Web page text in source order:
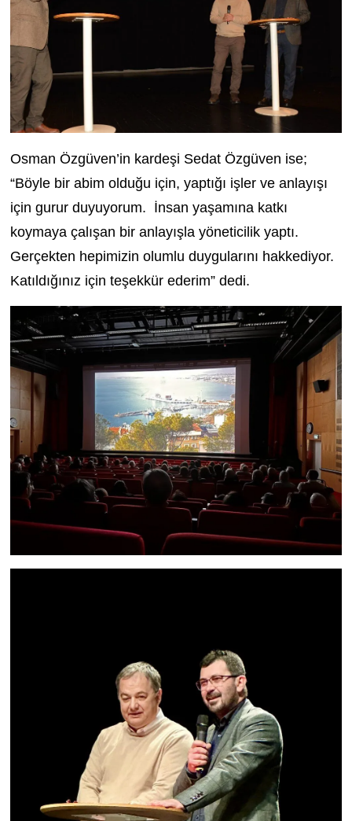
Osman Özgüven’in kardeşi Sedat Özgüven ise;
“Böyle bir abim olduğu için, yaptığı işler ve anlayışı
için gurur duyuyorum. İnsan yaşamına katkı
koymaya çalışan bir anlayışla yöneticilik yaptı.
Gerçekten hepimizin olumlu duygularını hakkediyor.
Katıldığınız için teşekkür ederim” dedi.